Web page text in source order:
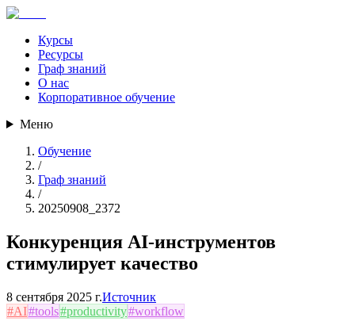
Курсы
Ресурсы
Граф знаний
О нас
Корпоративное обучение
Меню
Обучение
/
Граф знаний
/
20250908_2372
Конкуренция AI-инструментов
стимулирует качество
8 сентября 2025 г.Источник
#AI#tools#productivity#workflow